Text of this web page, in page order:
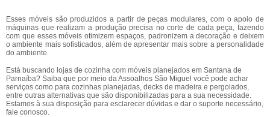
Esses móveis são produzidos a partir de peças modulares, com o apoio de
máquinas que realizam a produção precisa no corte de cada peça, fazendo
com que esses móveis otimizem espaços, padronizem a decoração e deixem
o ambiente mais sofisticados, além de apresentar mais sobre a personalidade
do ambiente.
Está buscando lojas de cozinha com móveis planejados em Santana de
Parnaíba? Saiba que por meio da Assoalhos São Miguel você pode achar
serviços como para cozinhas planejadas, decks de madeira e pergolados,
entre outras alternativas que são disponibilizadas para a sua necessidade.
Estamos à sua disposição para esclarecer dúvidas e dar o suporte necessário,
fale conosco.